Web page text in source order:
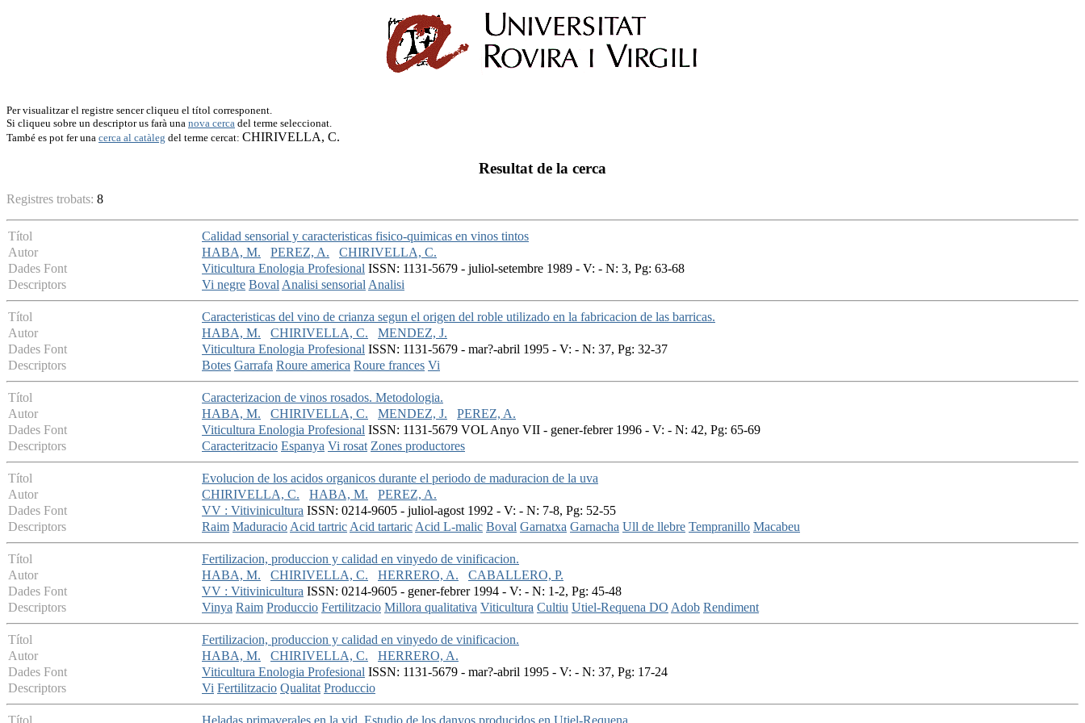
Per visualitzar el registre sencer cliqueu el títol corresponent.
Si cliqueu sobre un descriptor us farà una nova cerca del terme seleccionat.
També es pot fer una cerca al catàleg del terme cercat: CHIRIVELLA, C.
Resultat de la cerca
Registres trobats: 8
Títol
Calidad sensorial y caracteristicas fisico-quimicas en vinos tintos
Autor
HABA, M. PEREZ, A.
CHIRIVELLA, C.
Dades Font
Viticultura Enologia Profesional ISSN: 1131-5679 - juliol-setembre 1989 - V: - N: 3, Pg: 63-68
Descriptors
Vi negre BovalAnalisi sensorialAnalisi
Títol
Caracteristicas del vino de crianza segun el origen del roble utilizado en la fabricacion de las barricas.
Autor
HABA, M. CHIRIVELLA, C.
MENDEZ, J.
Dades Font
Viticultura Enologia Profesional ISSN: 1131-5679 - mar?-abril 1995 - V: - N: 37, Pg: 32-37
Descriptors
Botes Garrafa Roure america Roure frances Vi
Títol
Caracterizacion de vinos rosados. Metodologia.
Autor
HABA, M. CHIRIVELLA, C. MENDEZ, J.
PEREZ, A.
Dades Font
Viticultura Enologia Profesional ISSN: 1131-5679 VOL Anyo VII - gener-febrer 1996 - V: - N: 42, Pg: 65-69
Descriptors
Caracteritzacio Espanya Vi rosat Zones productores
Títol
Evolucion de los acidos organicos durante el periodo de maduracion de la uva
Autor
CHIRIVELLA, C. HABA, M.
PEREZ, A.
Dades Font
VV : Vitivinicultura ISSN: 0214-9605 - juliol-agost 1992 - V: - N: 7-8, Pg: 52-55
Descriptors
Raim MaduracioAcid tartricAcid tartaricAcid L-malic Boval Garnatxa Garnacha Ull de llebre Tempranillo Macabeu
Títol
Fertilizacion, produccion y calidad en vinyedo de vinificacion.
Autor
HABA, M. CHIRIVELLA, C. HERRERO, A.
CABALLERO, P.
Dades Font
VV : Vitivinicultura ISSN: 0214-9605 - gener-febrer 1994 - V: - N: 1-2, Pg: 45-48
Descriptors
Vinya Raim Produccio Fertilitzacio Millora qualitativa Viticultura Cultiu Utiel-Requena DO Adob Rendiment
Títol
Fertilizacion, produccion y calidad en vinyedo de vinificacion.
Autor
HABA, M. CHIRIVELLA, C.
HERRERO, A.
Dades Font
Viticultura Enologia Profesional ISSN: 1131-5679 - mar?-abril 1995 - V: - N: 37, Pg: 17-24
Descriptors
Vi Fertilitzacio Qualitat Produccio